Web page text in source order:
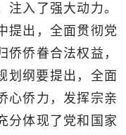
注入了强大动力。
提出，全面贯彻党
侨侨眷合法权益，
划纲要提出，全面
心侨力，发挥宗亲
分体现了党和国家